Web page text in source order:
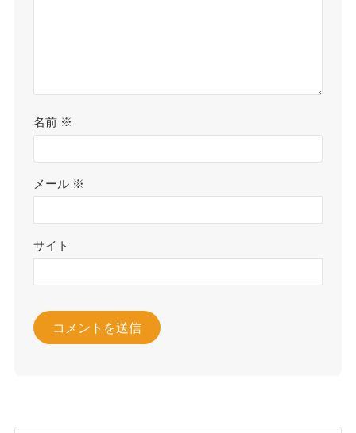
名前 ※
メール ※
サイト